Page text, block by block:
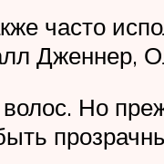
часто
Дженнер,
Но